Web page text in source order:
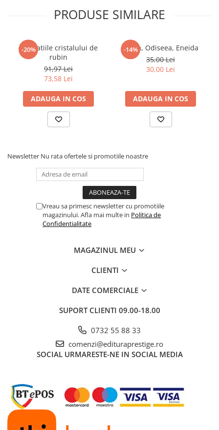
Accesorii Arhivare
Hartie si Accesorii
Instrumente de scris
Organizare si Arhivare
Seturi birotica
Caiete si Carnetele scolare
Coperti, Mape, Etichete
Instrumente de scris
Instrumente si Truse Geometrie
Seturi scolare
Consumabile & Accesorii
Literatura Universala
Carti cartonate
Descopera lumea
Din ograda
Povesti pe roti
Primele notiuni
Carti de colorat
PRODUSE SIMILARE
-20%
Revelatiile cristalului de
rubin
91,97 Lei
73,58 Lei
ADAUGA IN COS
-14%
Iliada, Odiseea, Eneida
35,00 Lei
30,00 Lei
ADAUGA IN COS
Newsletter Nu rata ofertele si promotiile noastre
Vreau sa primesc newsletter cu promotiile
magazinului. Afla mai multe in Politica de
Confidentialitate
MAGAZINUL MEU
CLIENTI
DATE COMERCIALE
SUPORT CLIENTI 09.00-18.00
0732 55 88 33
comenzi@edituraprestige.ro
SOCIAL URMARESTE-NE IN SOCIAL MEDIA